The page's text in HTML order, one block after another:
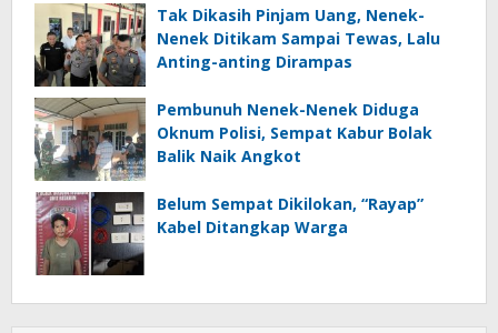
Tak Dikasih Pinjam Uang, Nenek-
Nenek Ditikam Sampai Tewas, Lalu
Anting-anting Dirampas
Pembunuh Nenek-Nenek Diduga
Oknum Polisi, Sempat Kabur Bolak
Balik Naik Angkot
Belum Sempat Dikilokan, “Rayap”
Kabel Ditangkap Warga